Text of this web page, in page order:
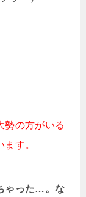
勢の方がいる
す。
ゃった…。な